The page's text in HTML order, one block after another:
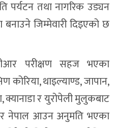
पर्यटन तथा नागरिक उड्यन
जिम्मेवारी दिइएको छ
परीक्षण सहज भएका
थाइल्याण्ड, जापान,
क्यानाडा र युरोपेली मुलुकबाट
नेपाल आउन अनुमति भएका